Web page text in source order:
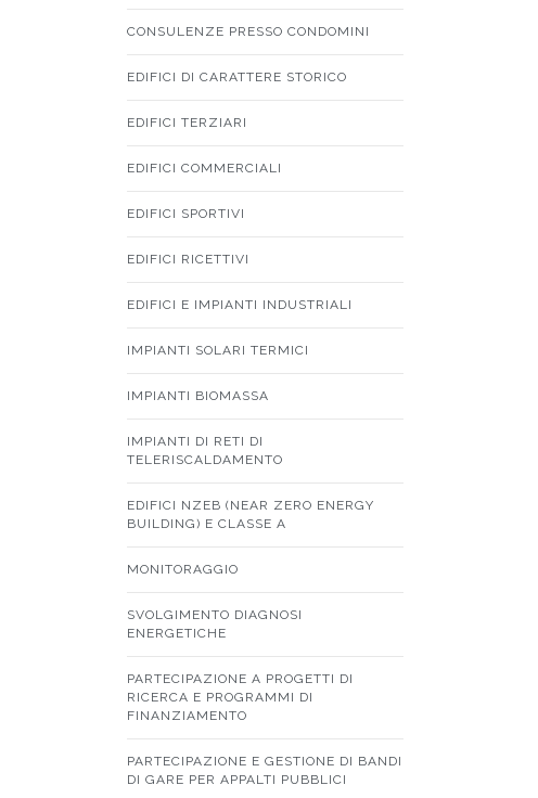
CONSULENZE PRESSO CONDOMINI
EDIFICI DI CARATTERE STORICO
EDIFICI TERZIARI
EDIFICI COMMERCIALI
EDIFICI SPORTIVI
EDIFICI RICETTIVI
EDIFICI E IMPIANTI INDUSTRIALI
IMPIANTI SOLARI TERMICI
IMPIANTI BIOMASSA
IMPIANTI DI RETI DI
TELERISCALDAMENTO
EDIFICI NZEB (NEAR ZERO ENERGY
BUILDING) E CLASSE A
MONITORAGGIO
SVOLGIMENTO DIAGNOSI
ENERGETICHE
PARTECIPAZIONE A PROGETTI DI
RICERCA E PROGRAMMI DI
FINANZIAMENTO
PARTECIPAZIONE E GESTIONE DI BANDI
DI GARE PER APPALTI PUBBLICI